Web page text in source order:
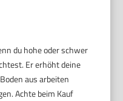
du hohe oder schwer
Er erhöht deine
aus arbeiten
Achte beim Kauf